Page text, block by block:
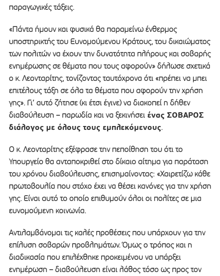
παραγωγικές τάξεις.
«Πάντα ήμουν και φυσικά θα παραμείνω ένθερμος
υποστηρικτής του Ευνομούμενου Κράτους, του δικαιώματος
των πολιτών να έχουν την δυνατότητα πλήρους και σοβαρής
ενημέρωσης σε θέματα που τους αφορούν» δήλωσε σχετικά
ο κ. Λεονταρίτης, τονίζοντας ταυτόχρονα ότι «πρέπει να μπει
επιτέλους τάξη σε όλα τα θέματα που αφορούν την χρήση
γης». Γι’ αυτό ζήτησε (κι έτσι έγινε) να διακοπεί η δήθεν
διαβούλευση – παρωδία και να ξεκινήσειένας ΣΟΒΑΡΟΣ
διάλογος με όλους τους εμπλεκόμενους.
Ο κ. Λεονταρίτης εξέφρασε την πεποίθηση του ότι το
Υπουργείο θα ανταποκριθεί στο δίκαιο αίτημα για παράταση
του χρόνου διαβούλευσης, επισημαίνοντας: «Χαιρετίζω κάθε
πρωτοβουλία που στόχο έχει να θέσει κανόνες για την χρήση
γης. Είναι αυτό το οποίο επιθυμούν όλοι οι πολίτες σε μια
ευνομούμενη κοινωνία.
Αντιλαμβάνομαι τις καλές προθέσεις που υπάρχουν για την
επίλυση σοβαρών προβλημάτων. Όμως ο τρόπος και η
διαδικασία που επιλέχθηκε προκειμένου να υπάρξει
ενημέρωση – διαβούλευση είναι λάθος τόσο ως προς τον